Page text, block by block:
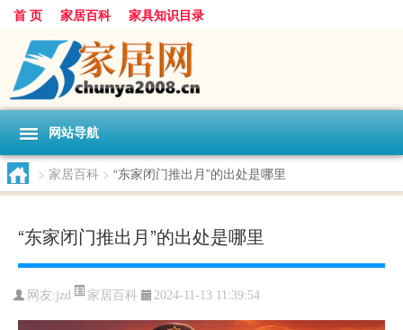
首 页 家居百科 家具知识目录
网站导航
> 家居百科 > “东家闭门推出月”的出处是哪里
“东家闭门推出月”的出处是哪里
网友:jzd 家居百科 2024-11-13 11:39:54